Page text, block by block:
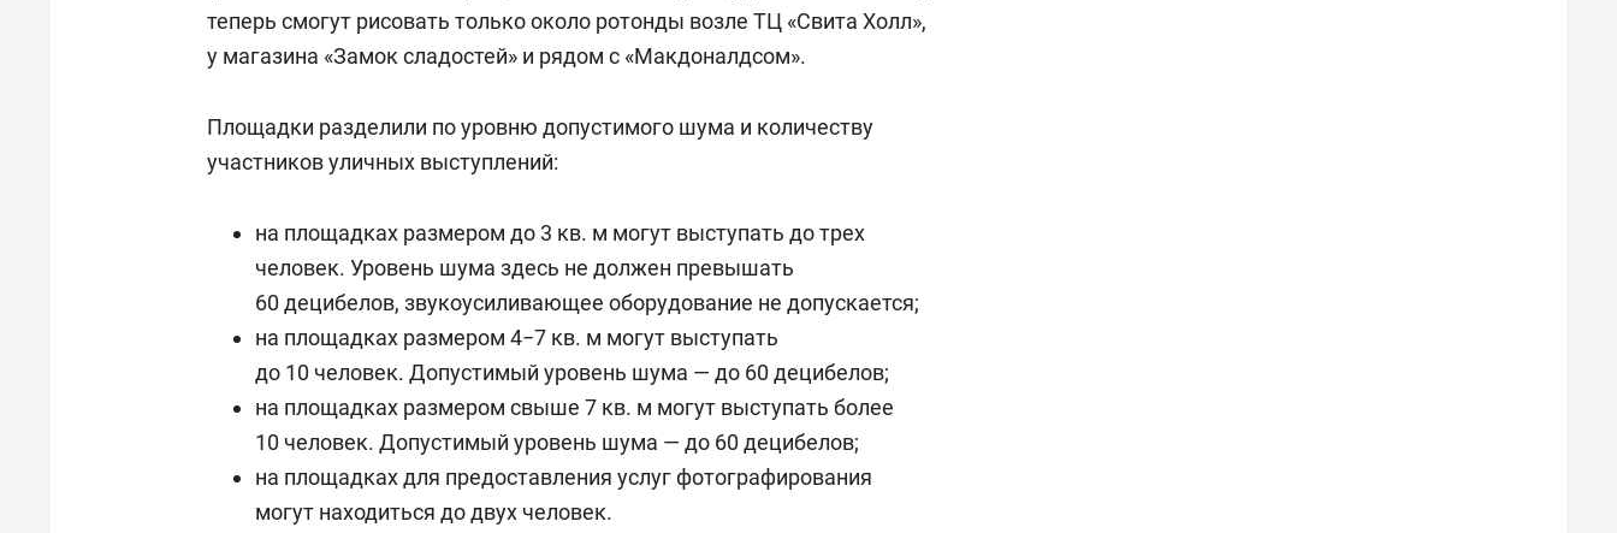
Очередной виток история получила в середине июля. Тогда известный
казанский музыкант
Константин Игнатов
указывали, что время их выступления вместе с подготовкой и сборами
хотят ограничить двумя часами, чего будет недостаточно, а само
музыканты «казанского Арбата» сами могли успешно самоорганизоваться.
После поднятия шума на рандеву с журналистами и артистами вышел глава
управления культуры исполкома
Азат Абзалов
. Он объяснил необходимость
такого регулирования поступлением множества жалоб на постоянный шум
с улицы и пообещал продолжить обсуждение вопроса.
теперь смогут рисовать только около ротонды возле ТЦ «Свита Холл»,
у магазина «Замок сладостей» и рядом с «Макдоналдсом».
Площадки разделили по уровню допустимого шума и количеству
участников уличных выступлений:
на площадках размером до 3 кв. м могут выступать до трех
человек. Уровень шума здесь не должен превышать
60 децибелов, звукоусиливающее оборудование не допускается;
на площадках размером 4−7 кв. м могут выступать
до 10 человек. Допустимый уровень шума — до 60 децибелов;
на площадках размером свыше 7 кв. м могут выступать более
10 человек. Допустимый уровень шума — до 60 децибелов;
на площадках для предоставления услуг фотографирования
могут находиться до двух человек.